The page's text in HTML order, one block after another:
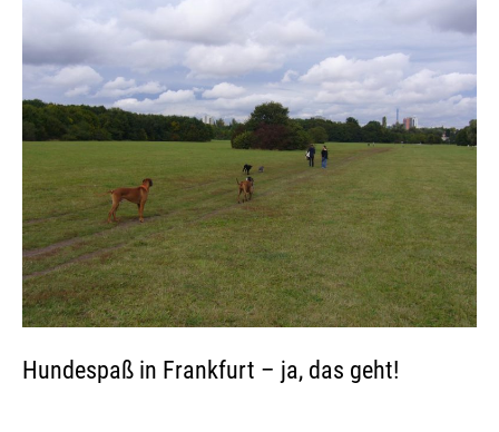
Hundespaß in Frankfurt – ja, das geht!